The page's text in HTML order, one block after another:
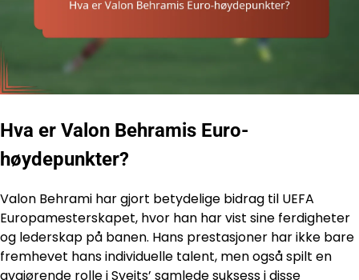
Hva er Valon Behramis Euro-
høydepunkter?
Valon Behrami har gjort betydelige bidrag til UEFA
Europamesterskapet, hvor han har vist sine ferdigheter
og lederskap på banen. Hans prestasjoner har ikke bare
fremhevet hans individuelle talent, men også spilt en
avgjørende rolle i Sveits’ samlede suksess i disse